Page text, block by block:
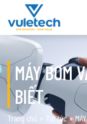
MÁY BƠM
BIẾT
Trang chủ » Tin tức»